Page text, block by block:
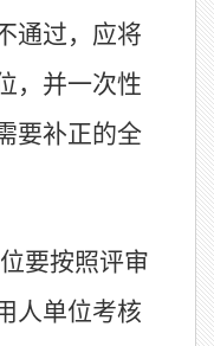
通过， 应将
，并一次性
要补正的全
要按照评审
人单位考核